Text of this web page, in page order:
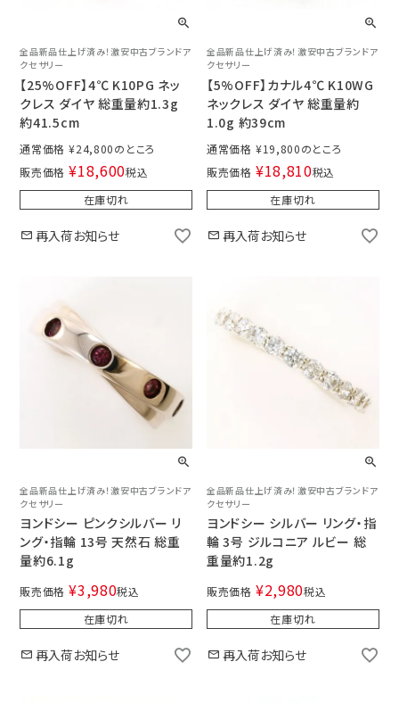
全品新品仕上げ済み！激安中古ブランドア
クセサリー
【25%OFF】4℃ K10PG ネッ
クレス ダイヤ 総重量約1.3g
約41.5cm
通常価格 ¥24,800
販売価格 ¥18,600税込
在庫切れ
再入荷お知らせ
全品新品仕上げ済み！激安中古ブランドア
クセサリー
【5%OFF】カナル4℃ K10WG
ネックレス ダイヤ 総重量約
1.0g 約39cm
通常価格 ¥19,800
販売価格 ¥18,810税込
在庫切れ
再入荷お知らせ
全品新品仕上げ済み！激安中古ブランドア
クセサリー
ヨンドシー ピンクシルバー リ
ング・指輪 13号 天然石 総重
量約6.1g
販売価格 ¥3,980税込
在庫切れ
再入荷お知らせ
全品新品仕上げ済み！激安中古ブランドア
クセサリー
ヨンドシー シルバー リング・指
輪 3号 ジルコニア ルビー 総
重量約1.2g
販売価格 ¥2,980税込
在庫切れ
再入荷お知らせ